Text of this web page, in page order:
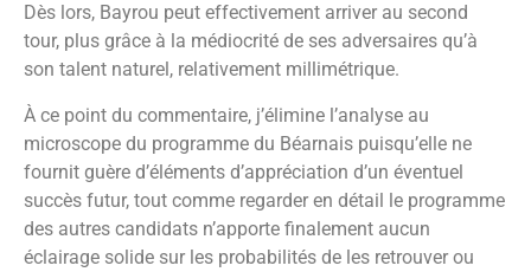
Dès lors, Bayrou peut effectivement arriver au second
tour, plus grâce à la médiocrité de ses adversaires qu’à
son talent naturel, relativement millimétrique.
À ce point du commentaire, j’élimine l’analyse au
microscope du programme du Béarnais puisqu’elle ne
fournit guère d’éléments d’appréciation d’un éventuel
succès futur, tout comme regarder en détail le programme
des autres candidats n’apporte finalement aucun
éclairage solide sur les probabilités de les retrouver ou